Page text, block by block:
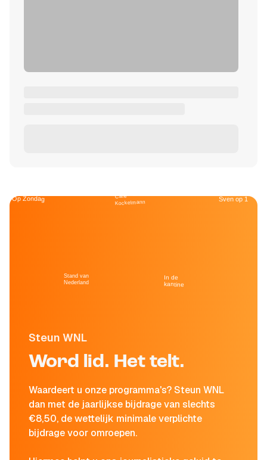
Steun WNL
Word lid. Het telt.
Waardeert u onze programma's? Steun WNL
dan met de jaarlijkse bijdrage van slechts
€8,50, de wettelijk minimale verplichte
bijdrage voor omroepen.
Op Zondag
Stand van
Nederland
Café
Kockelmann
In de
kantine
Sven op 1